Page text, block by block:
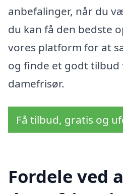
anbefalinger, når du
du kan få den bedste
vores platform for at
og finde et godt tilbud
damefrisør.
Få tilbud, gratis og
Fordele ved